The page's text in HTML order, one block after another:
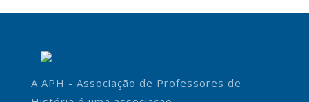
A APH - Associação de Professores de